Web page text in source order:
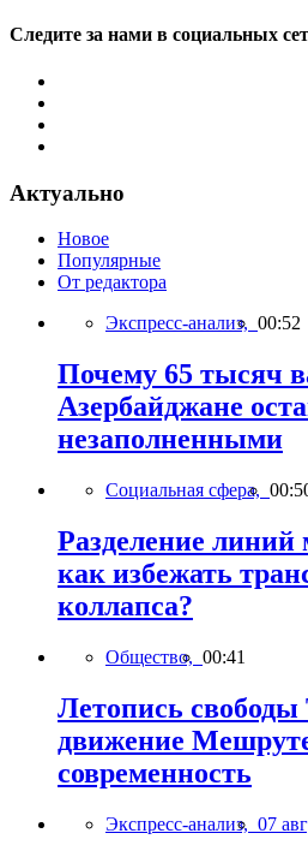
Следите за нами в социальных
Актуально
Новое
Популярные
От редактора
Экспресс-анализ, 00:52
Почему 65 тысяч
Азербайджане
незаполненными
Социальная сфера,
Разделение линий
как избежать
коллапса?
Общество, 00:41
Летопись свободы
движение
современность
Экспресс-анализ, 07